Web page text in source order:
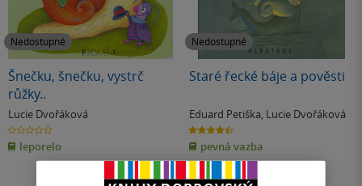
Nedostupné
Šnečku, šnečku, vystrč
růžky..
Lucie Dvořáková
0.0
z
5
hvězdiček
leporelo
Nedostupné
Staré řecké báje a pověsti
Eduard Petiška, Lucie Dvořáková
4.5
z
5
hvězdiček
pevná vazba